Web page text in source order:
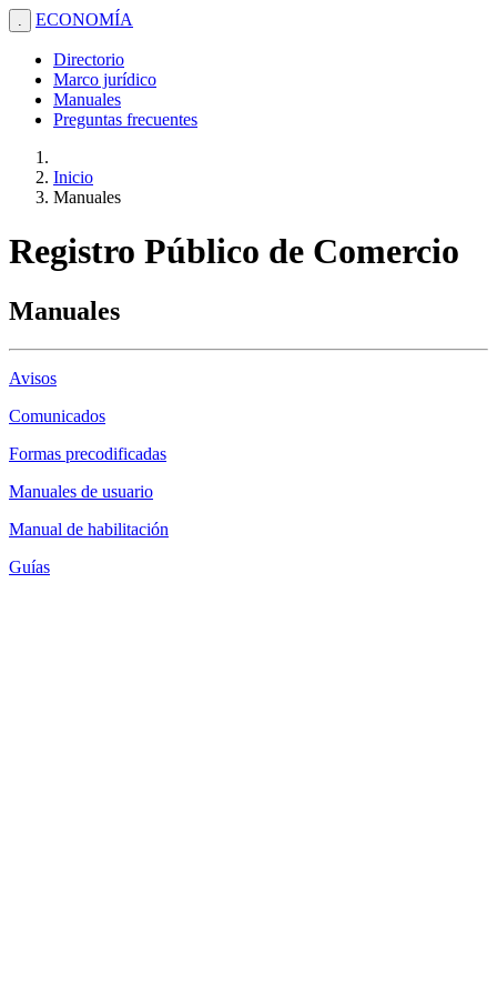
. ECONOMÍA
Directorio
Marco jurídico
Manuales
Preguntas frecuentes
Inicio
Manuales
Registro Público de Comercio
Manuales
Avisos
Comunicados
Formas precodificadas
Manuales de usuario
Manual de habilitación
Guías